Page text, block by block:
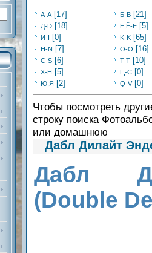
А-А [17] Б-В [21]
Д-D [18] Е,Ё-Е [5]
И-I [0] K-K [65]
Н-N [7] O-O [16]
C-S [6] T-T [10]
Х-H [5] Ц-C [0]
Ю,Я [2] Q-V [0]
Чтобы посмотреть
строку поиска
или домашнюю
Дабл Дилайт
Дабл
(Double